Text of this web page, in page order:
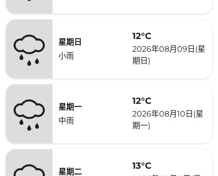
星期日
小雨
12°C
2026年08月09日(星
期日)
星期一
中雨
12°C
2026年08月10日(星
期一)
星期二
13°C